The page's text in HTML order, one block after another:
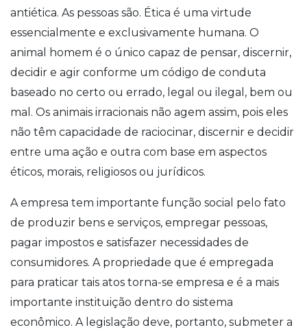
antiética. As pessoas são. Ética é uma virtude
essencialmente e exclusivamente humana. O
animal homem é o único capaz de pensar, discernir,
decidir e agir conforme um código de conduta
baseado no certo ou errado, legal ou ilegal, bem ou
mal. Os animais irracionais não agem assim, pois eles
não têm capacidade de raciocinar, discernir e decidir
entre uma ação e outra com base em aspectos
éticos, morais, religiosos ou jurídicos.
A empresa tem importante função social pelo fato
de produzir bens e serviços, empregar pessoas,
pagar impostos e satisfazer necessidades de
consumidores. A propriedade que é empregada
para praticar tais atos torna-se empresa e é a mais
importante instituição dentro do sistema
econômico. A legislação deve, portanto, submeter a